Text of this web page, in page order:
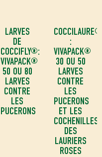
LARVES
DE
COCCIFLY®:
VIVAPACK®
50 OU 80
LARVES
CONTRE
LES
PUCERONS
COCCILAURE®
:
VIVAPACK®
30 OU 50
LARVES
CONTRE
LES
PUCERONS
ET LES
COCHENILLES
DES
LAURIERS
ROSES